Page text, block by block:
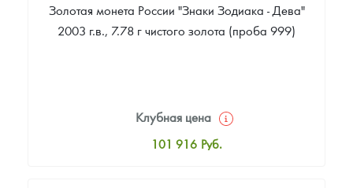
Золотая монета России "Знаки Зодиака - Дева"
2003 г.в., 7.78 г чистого золота (проба 999)
Клубная цена
101 916 Руб.